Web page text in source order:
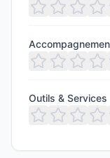
Outils & Services